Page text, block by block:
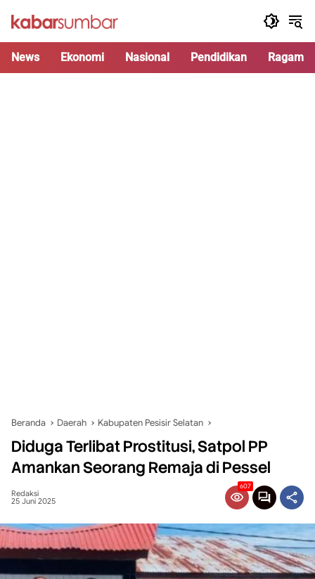
News Ekonomi Nasional Pendidikan Ragam
Beranda Daerah Kabupaten Pesisir Selatan
Diduga Terlibat Prostitusi, Satpol PP
Amankan Seorang Remaja di Pessel
Redaksi
25 Juni 2025
607